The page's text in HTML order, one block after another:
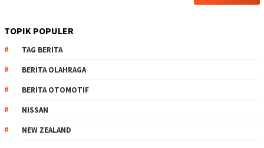
TOPIK POPULER
TAG BERITA
BERITA OLAHRAGA
BERITA OTOMOTIF
NISSAN
NEW ZEALAND